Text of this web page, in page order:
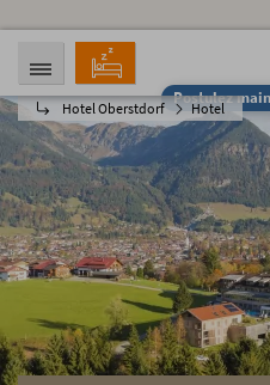
Postulez
Hotel Oberstdorf Hotel
ARRIVÉE
07.08.2026
DÉPART
12.08.2026
PERSONNES
2 Personen
RÉSERVATION